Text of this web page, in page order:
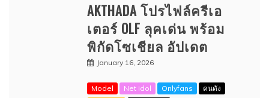
AKTHADA โปรไฟล์ครีเอ
เตอร์ OLF ลุคเด่น พร้อม
พิกัดโซเชียล อัปเดต
January 16, 2026
Model Net idol Onlyfans
คนดัง